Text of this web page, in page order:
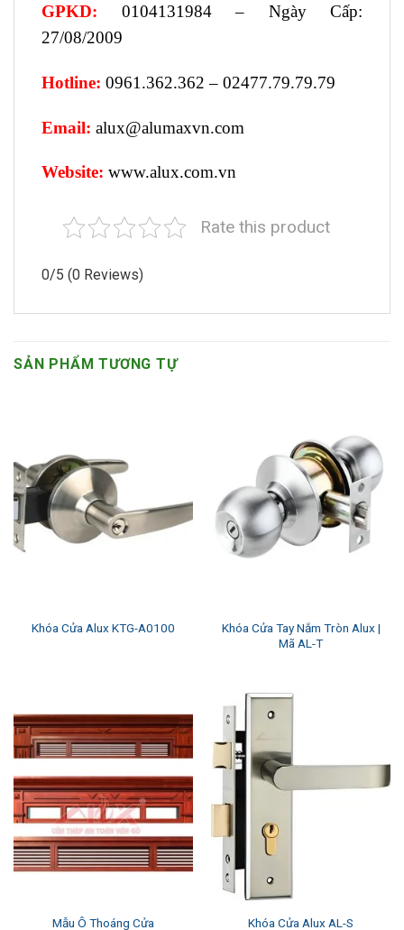
GPKD: 0104131984 – Ngày Cấp:
27/08/2009
Hotline: 0961.362.362 – 02477.79.79.79
Email: alux@alumaxvn.com
Website: www.alux.com.vn
Rate this product
0/5 (0 Reviews)
SẢN PHẨM TƯƠNG TỰ
Khóa Cửa Alux KTG-A0100
Khóa Cửa Tay Nắm Tròn Alux |
Mã AL-T
Mẫu Ô Thoáng Cửa Khóa Cửa Alux AL-S